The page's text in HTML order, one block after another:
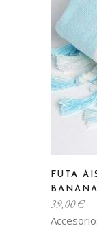
tiene
múltiples
FUTA
39,00€